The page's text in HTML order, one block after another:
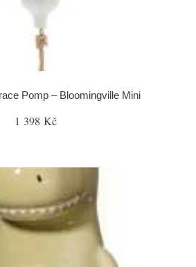
Pomp – Bloomingville Mini
1 398 Kč